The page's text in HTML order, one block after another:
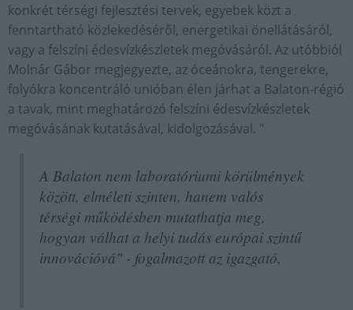
konkrét térségi fejlesztési tervek, egyebek közt a
fenntartható közlekedéséről, energetikai önellátásáról,
vagy a felszíni édesvízkészletek megóvásáról. Az utóbbiól
Molnár Gábor megjegyezte, az óceánokra, tengerekre,
folyókra koncentráló unióban élen járhat a Balaton-régió
a tavak, mint meghatározó felszíni édesvízkészletek
megóvásának kutatásával, kidolgozásával. "
A Balaton nem laboratóriumi körülmények
között, elméleti szinten, hanem valós
térségi működésben mutathatja meg,
hogyan válhat a helyi tudás európai szintű
innovációvá" - fogalmazott az igazgató.